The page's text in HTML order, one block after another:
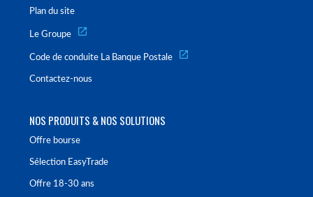
Plan du site
Le Groupe
Code de conduite La Banque Postale
Contactez-nous
NOS PRODUITS & NOS SOLUTIONS
Offre bourse
Sélection EasyTrade
Offre 18-30 ans